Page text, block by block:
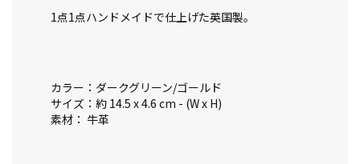
1点1点ハンドメイドで仕上げた英国製。
カラー：ダークグリーン/ゴールド
サイズ：約 14.5 x 4.6 cm - (W x H)
素材： 牛革